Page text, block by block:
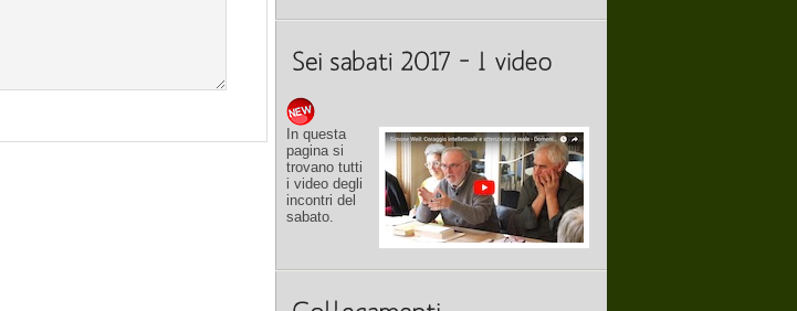
In questa
pagina si
trovano tutti
i video degli
incontri del
sabato.